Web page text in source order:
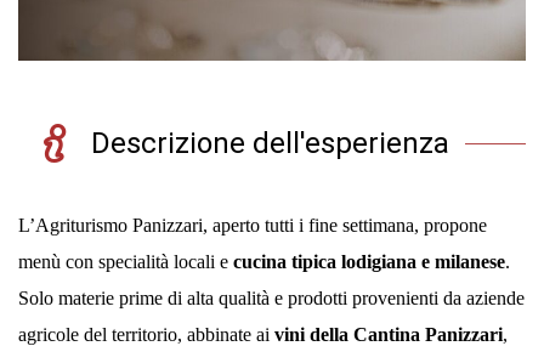
Descrizione dell'esperienza
L’Agriturismo Panizzari, aperto tutti i fine settimana, propone
menù con specialità locali e cucina tipica lodigiana e milanese.
Solo materie prime di alta qualità e prodotti provenienti da aziende
agricole del territorio, abbinate ai vini della Cantina Panizzari,